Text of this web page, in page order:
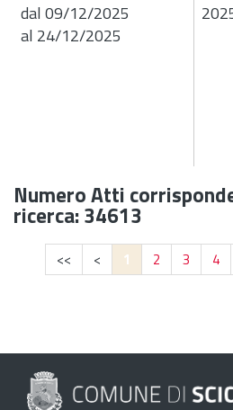
dal 09/12/2025
al 24/12/2025
Numero Atti
ricerca: 34613
<< < 1 2 3 4